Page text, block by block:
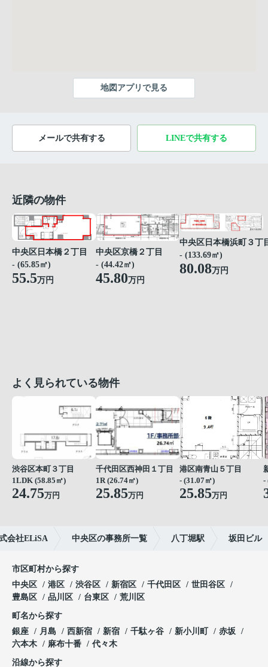
地図アプリで見る
メールで共有する LINEで共有する
近隣の物件
中央区日本橋２丁目
- (65.85㎡)
55.5万円
中央区京橋２丁目
- (44.42㎡)
45.80万円
中央区日本橋浜町３丁
- (133.69㎡)
80.08万円
よく見られている物件
渋谷区本町３丁目
1LDK (58.85㎡)
24.75万円
千代田区西神田１丁目
1R (26.74㎡)
25.85万円
港区南青山５丁目
- (31.07㎡)
25.85万円
-
会社ELiSA 中央区の事務所一覧 八丁堀駅 坂田ビル
市区町村から探す
中央区
港区 渋谷区 新宿区 千代田区
世田谷区
豊島区
品川区 台東区 荒川区
町名から探す
銀座
月島 西新宿 新宿 千駄ヶ谷 新小川町
赤坂
六本木
麻布十番 代々木
沿線から探す